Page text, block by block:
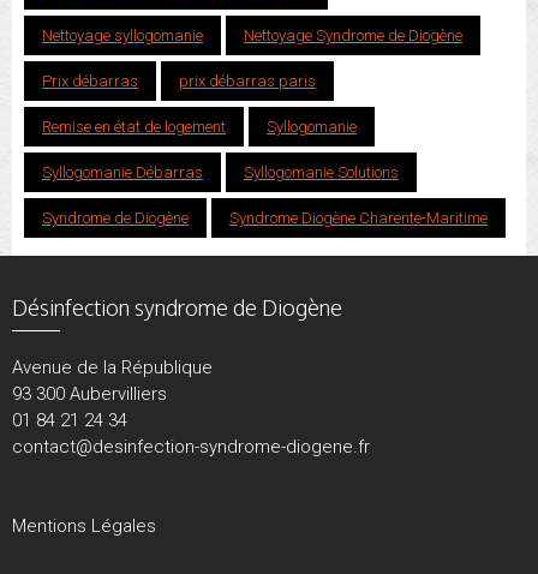
Nettoyage syllogomanie Nettoyage Syndrome de Diogène
Prix débarras prix débarras paris
Remise en état de logement Syllogomanie
Syllogomanie Débarras Syllogomanie Solutions
Syndrome de Diogène Syndrome Diogène Charente-Maritime
Désinfection syndrome de Diogène
Avenue de la République
93 300 Aubervilliers
01 84 21 24 34
contact@desinfection-syndrome-diogene.fr
Mentions Légales